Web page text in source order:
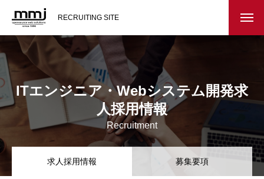
RECRUITING SITE
会社を知る
メッセージ
会社概要
スタッフ紹介
ITエンジニア・Webシステム開発求
人採用情報
Recruitment
求人採用情報 募集要項